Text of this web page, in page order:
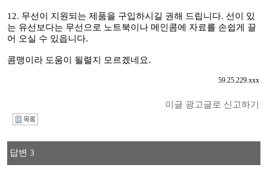
12. 무선이 지원되는 제품을 구입하시길 권해 드립니다. 선이 있
는 유선보다는 무선으로 노트북이나 메인콤에 자료를 손쉽게 끌
어 오실 수 있읍니다.
콤맹이라 도움이 될렬지 모르겠네요.
59.25.229.xxx
이글 광고글로 신고하기
답변 3